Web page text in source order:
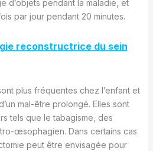
d’objets pendant la maladie, et
par jour pendant 20 minutes.
reconstructrice du sein
plus fréquentes chez l’enfant et
mal-être prolongé. Elles sont
tels que le tabagisme, des
œsophagien. Dans certains cas
peut être envisagée pour